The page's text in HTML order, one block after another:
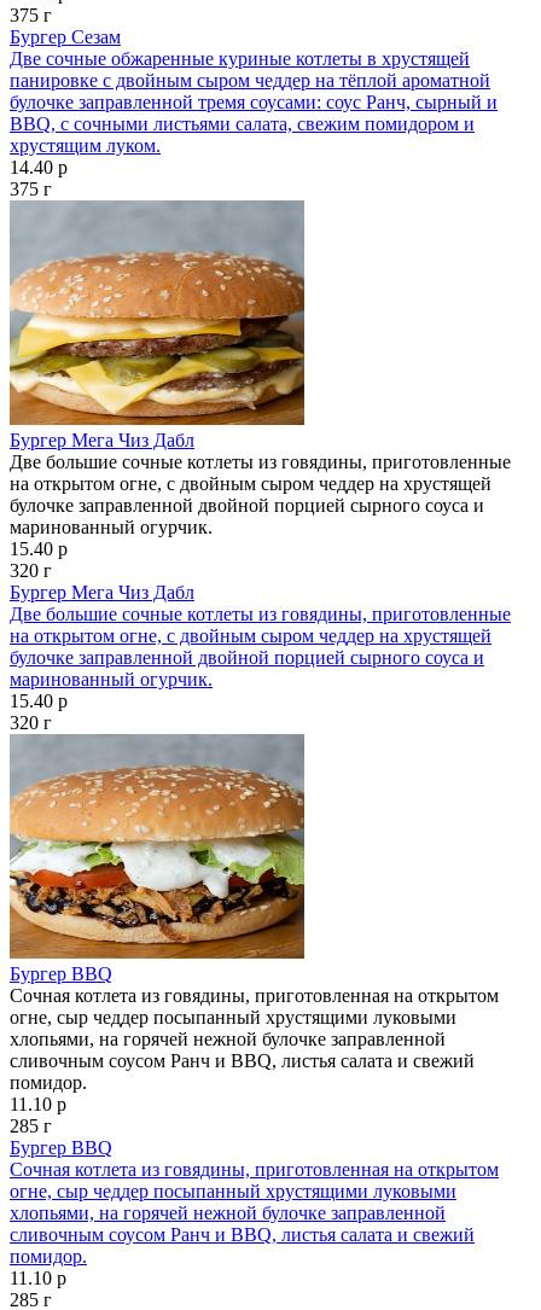
375 г
Бургер Сезам
Две сочные обжаренные куриные котлеты в хрустящей
панировке с двойным сыром чеддер на тёплой ароматной
булочке заправленной тремя соусами: соус Ранч, сырный и
BBQ, с сочными листьями салата, свежим помидором и
хрустящим луком.
14.40 р
375 г
Бургер Мега Чиз Дабл
Две большие сочные котлеты из говядины, приготовленные
на открытом огне, с двойным сыром чеддер на хрустящей
булочке заправленной двойной порцией сырного соуса и
маринованный огурчик.
15.40 р
320 г
Бургер Мега Чиз Дабл
Две большие сочные котлеты из говядины, приготовленные
на открытом огне, с двойным сыром чеддер на хрустящей
булочке заправленной двойной порцией сырного соуса и
маринованный огурчик.
15.40 р
320 г
Бургер BBQ
Сочная котлета из говядины, приготовленная на открытом
огне, сыр чеддер посыпанный хрустящими луковыми
хлопьями, на горячей нежной булочке заправленной
сливочным соусом Ранч и BBQ, листья салата и свежий
помидор.
11.10 р
285 г
Бургер BBQ
Сочная котлета из говядины, приготовленная на открытом
огне, сыр чеддер посыпанный хрустящими луковыми
хлопьями, на горячей нежной булочке заправленной
сливочным соусом Ранч и BBQ, листья салата и свежий
помидор.
11.10 р
285 г